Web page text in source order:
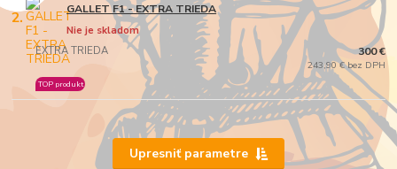
2. GALLET F1 - EXTRA TRIEDA
EXTRA TRIEDA
Nie je skladom
TOP produkt
300 €
243,90 € bez DPH
Upresniť parametre